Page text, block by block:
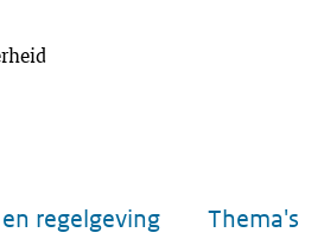
regelgeving Thema's